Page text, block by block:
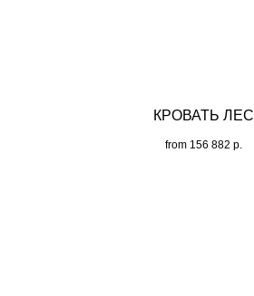
КРОВАТЬ ЛЕС
from 156 882 р.